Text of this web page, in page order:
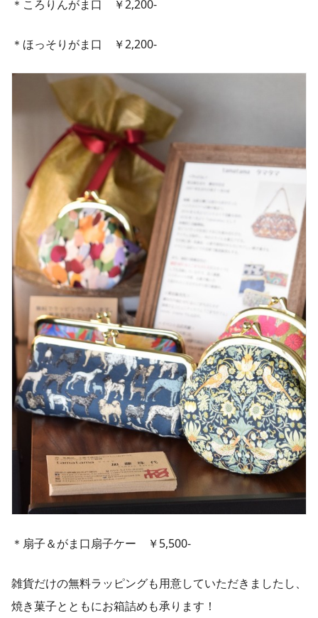
＊ころりんがま口 ￥2,200-
＊ほっそりがま口 ￥2,200-
＊扇子＆がま口扇子ケー ￥5,500-
雑貨だけの無料ラッピングも用意していただきましたし、
焼き菓子とともにお箱詰めも承ります！